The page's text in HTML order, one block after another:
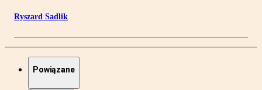
Ryszard Sadlik
Powiązane